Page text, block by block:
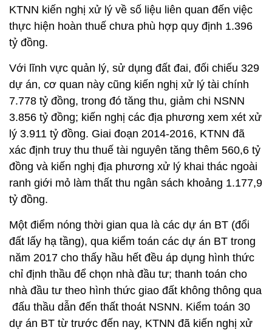
KTNN kiến nghị xử lý về số liệu liên quan đến việc
thực hiện hoàn thuế chưa phù hợp quy định 1.396
tỷ đồng.
Với lĩnh vực quản lý, sử dụng đất đai, đối chiếu 329
dự án, cơ quan này cũng kiến nghị xử lý tài chính
7.778 tỷ đồng, trong đó tăng thu, giảm chi NSNN
3.856 tỷ đồng; kiến nghị các địa phương xem xét xử
lý 3.911 tỷ đồng. Giai đoạn 2014-2016, KTNN đã
xác định truy thu thuế tài nguyên tăng thêm 560,6 tỷ
đồng và kiến nghị địa phương xử lý khai thác ngoài
ranh giới mỏ làm thất thu ngân sách khoảng 1.177,9
tỷ đồng.
Một điểm nóng thời gian qua là các dự án BT (đổi
đất lấy hạ tầng), qua kiểm toán các dự án BT trong
năm 2017 cho thấy hầu hết đều áp dụng hình thức
chỉ định thầu để chọn nhà đầu tư; thanh toán cho
nhà đầu tư theo hình thức giao đất không thông qua
đấu thầu dẫn đến thất thoát NSNN. Kiểm toán 30
dự án BT từ trước đến nay, KTNN đã kiến nghị xử